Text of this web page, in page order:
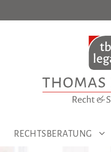
RECHTSBERATUNG